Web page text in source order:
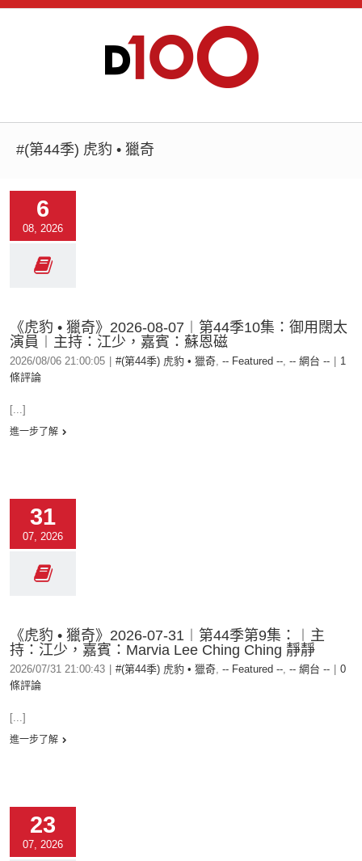
#(第44季) 虎豹 • 獵奇
6
08, 2026
《虎豹 • 獵奇》2026-08-07︱第44季10集：御用闊太
演員︱主持：江少，嘉賓：蘇恩磁
2026/08/06 21:00:05 #(第44季) 虎豹 • 獵奇, -- Featured --, -- 網台 --
1
條評論
[...]
進一步了解
31
07, 2026
《虎豹 • 獵奇》2026-07-31︱第44季第9集：︱主
持：江少，嘉賓：Marvia Lee Ching Ching 靜靜
2026/07/31 21:00:43 #(第44季) 虎豹 • 獵奇, -- Featured --, -- 網台 --
0
條評論
[...]
進一步了解
23
07, 2026